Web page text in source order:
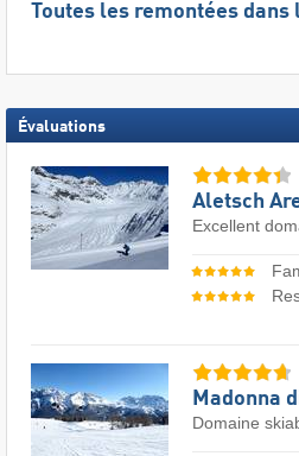
Toutes les remontées
Évaluations
Aletsch
Excellent
Madonna
Domaine